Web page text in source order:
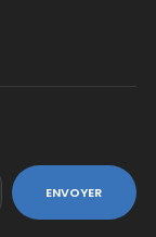
ENVOYER